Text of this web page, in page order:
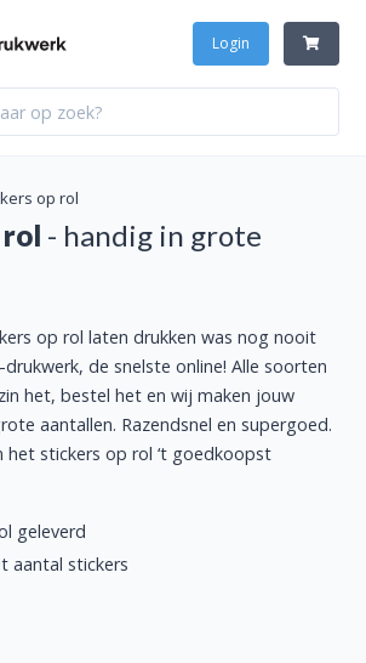
Login
op rol
rol - handig in grote
op rol laten drukken was nog nooit
drukwerk, de snelste online! Alle soorten
het, bestel het en wij maken jouw
aantallen. Razendsnel en supergoed.
het stickers op rol ‘t goedkoopst
geleverd
aantal stickers